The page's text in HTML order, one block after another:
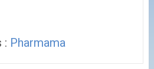
: Pharmama